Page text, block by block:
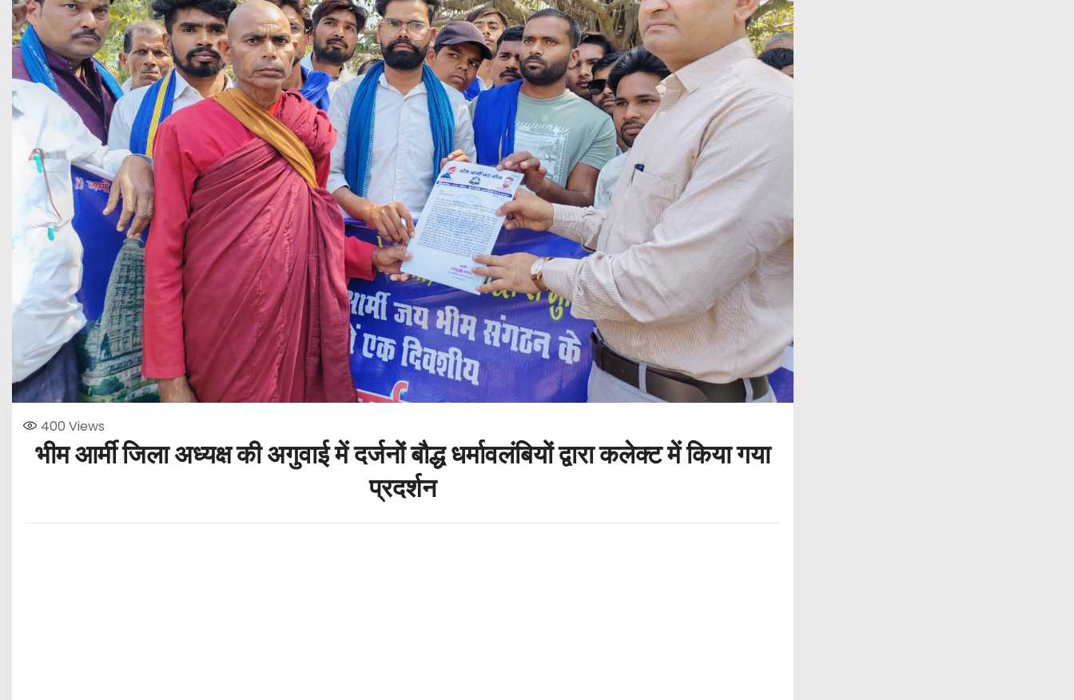
400 Views
भीम आर्मी जिला अध्यक्ष की अगुवाई में दर्जनों बौद्ध धर्मावलंबियों द्वारा कलेक्ट में किया गया
प्रदर्शन